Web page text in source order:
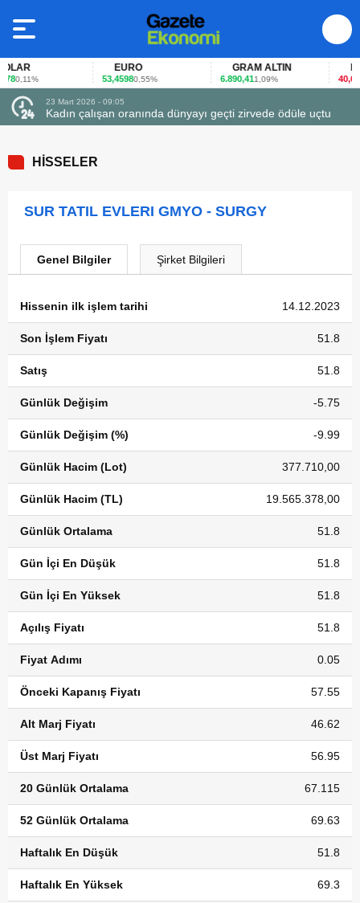
0,11%
EURO
53,45980,55%
GRAM ALTIN
6.890,411,09% 40,65-
23 Mart 2026 - 09:05
Kadın çalışan oranında dünyayı geçti zirvede ödüle uçtu
HİSSELER
SUR TATIL EVLERI GMYO - SURGY
Genel Bilgiler Şirket Bilgileri
Hissenin ilk işlem tarihi 14.12.2023
Son İşlem Fiyatı 51.8
Satış 51.8
Günlük Değişim -5.75
Günlük Değişim (%) -9.99
Günlük Hacim (Lot) 377.710,00
Günlük Hacim (TL) 19.565.378,00
Günlük Ortalama 51.8
Gün İçi En Düşük 51.8
Gün İçi En Yüksek 51.8
Açılış Fiyatı 51.8
Fiyat Adımı 0.05
Önceki Kapanış Fiyatı 57.55
Alt Marj Fiyatı 46.62
Üst Marj Fiyatı 56.95
20 Günlük Ortalama 67.115
52 Günlük Ortalama 69.63
Haftalık En Düşük 51.8
Haftalık En Yüksek 69.3